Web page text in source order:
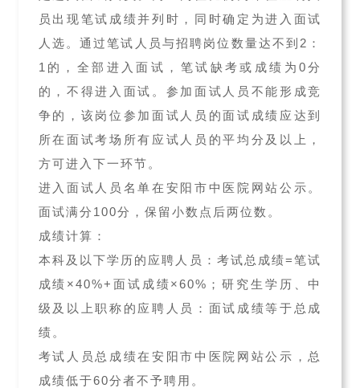
员出现笔试成绩并列时，同时确定为进入面试
人选。通过笔试人员与招聘岗位数量达不到2：
1的，全部进入面试，笔试缺考或成绩为0分
的，不得进入面试。参加面试人员不能形成竞
争的，该岗位参加面试人员的面试成绩应达到
所在面试考场所有应试人员的平均分及以上，
方可进入下一环节。
进入面试人员名单在安阳市中医院网站公示。
面试满分100分，保留小数点后两位数。
成绩计算：
本科及以下学历的应聘人员：考试总成绩=笔试
成绩×40%+面试成绩×60%；研究生学历、中
级及以上职称的应聘人员：面试成绩等于总成
绩。
考试人员总成绩在安阳市中医院网站公示，总
成绩低于60分者不予聘用。